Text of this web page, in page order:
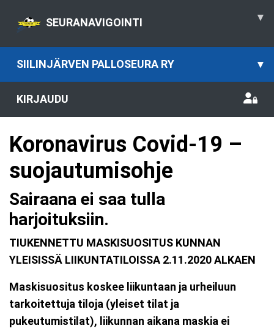
SEURANAVIGOINTI ▾
SIILINJÄRVEN PALLOSEURA RY ▾
KIRJAUDU
Koronavirus Covid-19 –
suojautumisohje
Sairaana ei saa tulla
harjoituksiin.
TIUKENNETTU MASKISUOSITUS KUNNAN
YLEISISSÄ LIIKUNTATILOISSA 2.11.2020 ALKAEN
Maskisuositus koskee liikuntaan ja urheiluun
tarkoitettuja tiloja (yleiset tilat ja
pukeutumistilat), liikunnan aikana maskia ei